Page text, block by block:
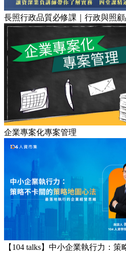
長照行政品質必修課｜行政與照
企業專案化專案管理
【104 talks】中小企業執行力：